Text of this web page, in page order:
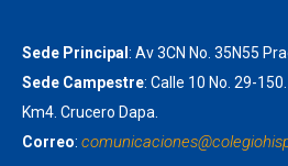
Sede Principal : Av 3CN No. 35N55
Sede Campestre: Calle 10 No. 29-
Km4. Crucero Dapa.
Correo: